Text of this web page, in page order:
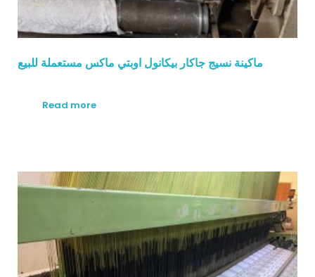
ماكينة نسيج جاكار بيكانول اوبتي ماكس مستعملة للبيع
Read more